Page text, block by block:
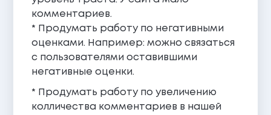
комментариев.
* Продумать работу по негативными
оценками. Например: можно связаться
с пользователями оставившими
негативные оценки.
* Продумать работу по увеличению
колличества комментариев в нашей